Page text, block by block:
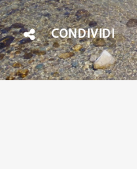
CONDIVIDI